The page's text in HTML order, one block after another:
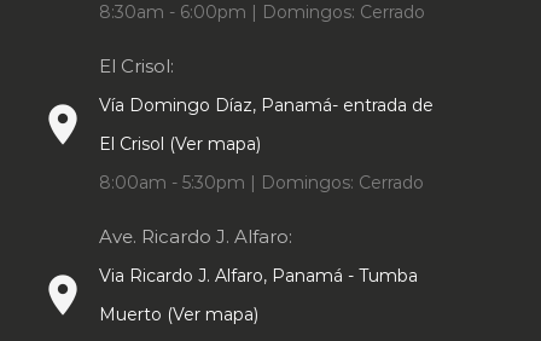
8:30am - 6:00pm | Domingos: Cerrado
place
El Crisol:
Vía Domingo Díaz, Panamá- entrada de
El Crisol (Ver mapa)
8:00am - 5:30pm | Domingos: Cerrado
place
Ave. Ricardo J. Alfaro:
Via Ricardo J. Alfaro, Panamá - Tumba
Muerto (Ver mapa)